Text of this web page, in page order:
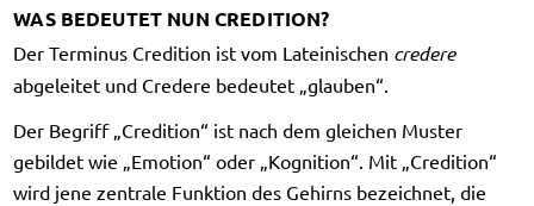
WAS BEDEUTET NUN CREDITION?
Der Terminus Credition ist vom Lateinischen credere
abgeleitet und Credere bedeutet „glauben“.
Der Begriff „Credition“ ist nach dem gleichen Muster
gebildet wie „Emotion“ oder „Kognition“. Mit „Credition“
wird jene zentrale Funktion des Gehirns bezeichnet, die